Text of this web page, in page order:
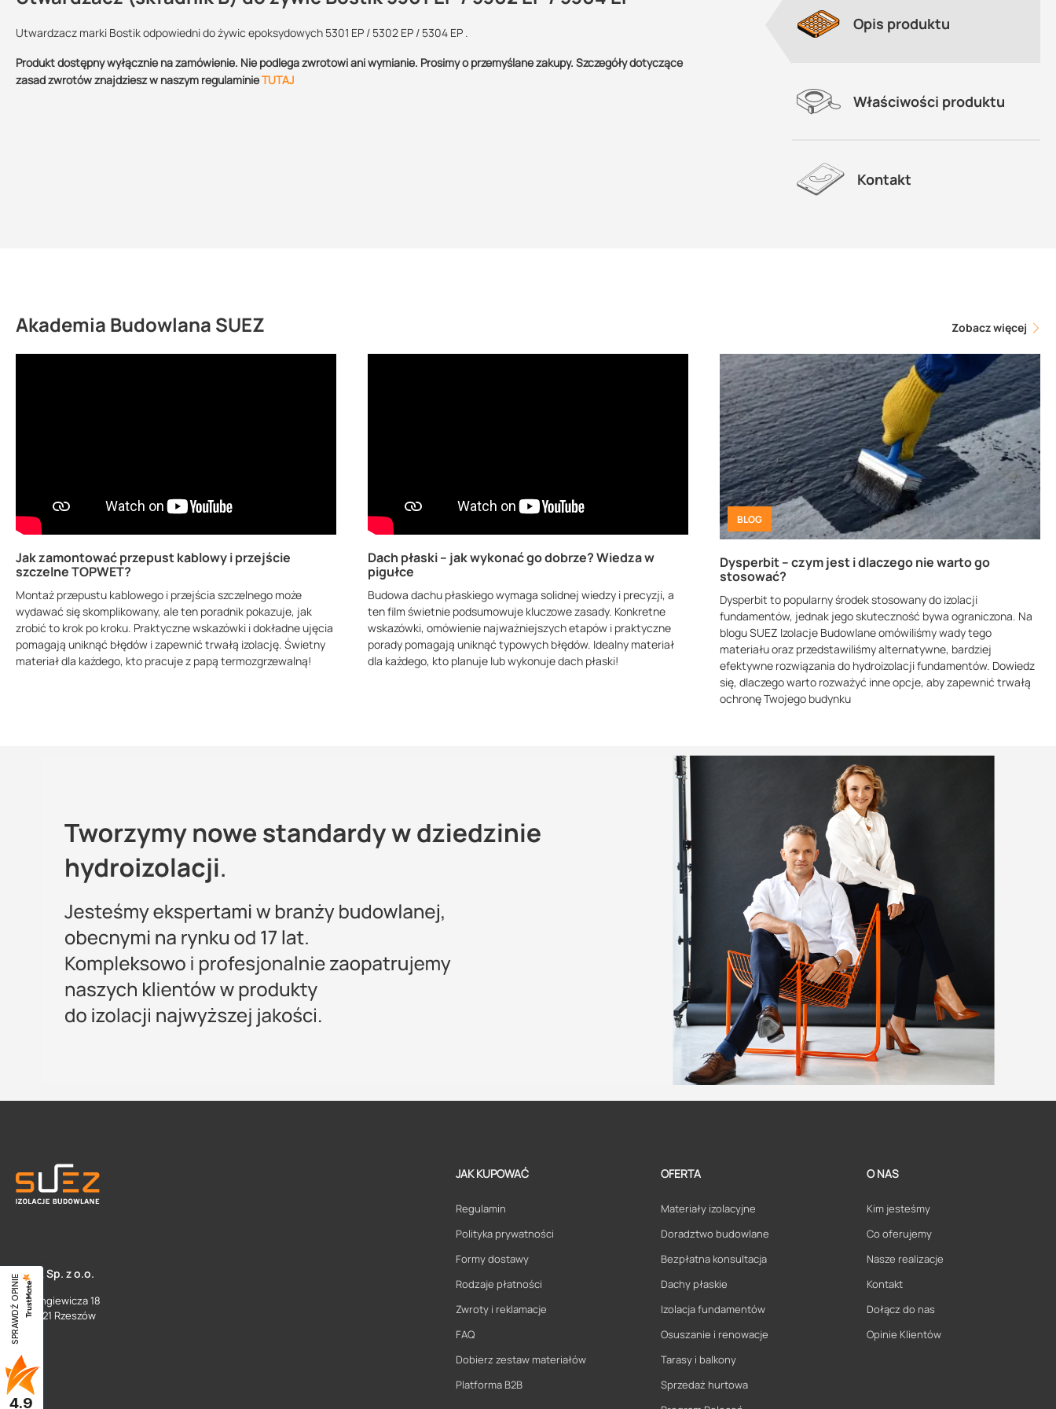
Utwardzacz marki Bostik odpowiedni do żywic epoksydowych 5301 EP / 5302 EP / 5304 EP .
Produkt dostępny wyłącznie na zamówienie. Nie podlega zwrotowi ani wymianie. Prosimy o przemyślane zakupy. Szczegóły dotyczące
zasad zwrotów znajdziesz w naszym regulaminieTUTAJ
Przechowywanie:
Sprzedajemy na:
Podlega
zwrotowi?:
Maszy pytania lub wątpliwości?
Opis produktu
Właściwości produktu
Kontakt
Akademia Budowlana SUEZ Zobacz więcej
Jak zamontować przepust kablowy i przejście
szczelne TOPWET?
Montaż przepustu kablowego i przejścia szczelnego może
wydawać się skomplikowany, ale ten poradnik pokazuje, jak
zrobić to krok po kroku. Praktyczne wskazówki i dokładne ujęcia
pomagają uniknąć błędów i zapewnić trwałą izolację. Świetny
materiał dla każdego, kto pracuje z papą termozgrzewalną!
Dach płaski – jak wykonać go dobrze? Wiedza w
pigułce
Budowa dachu płaskiego wymaga solidnej wiedzy i precyzji, a
ten film świetnie podsumowuje kluczowe zasady. Konkretne
wskazówki, omówienie najważniejszych etapów i praktyczne
porady pomagają uniknąć typowych błędów. Idealny materiał
dla każdego, kto planuje lub wykonuje dach płaski!
BLOG
Dysperbit – czym jest i dlaczego nie warto go
stosować?
Dysperbit to popularny środek stosowany do izolacji
fundamentów, jednak jego skuteczność bywa ograniczona. Na
blogu SUEZ Izolacje Budowlane omówiliśmy wady tego
materiału oraz przedstawiliśmy alternatywne, bardziej
efektywne rozwiązania do hydroizolacji fundamentów. Dowiedz
się, dlaczego warto rozważyć inne opcje, aby zapewnić trwałą
ochronę Twojego budynku
SUEZ Sp. z o.o.
ul. Langiewicza 18
35 - 021 Rzeszów
JAK KUPOWAĆ
Regulamin
Polityka prywatności
Formy dostawy
Rodzaje płatności
Zwroty i reklamacje
FAQ
Dobierz zestaw materiałów
Platforma B2B
OFERTA
Materiały izolacyjne
Doradztwo budowlane
Bezpłatna konsultacja
Dachy płaskie
Izolacja fundamentów
Osuszanie i renowacje
Tarasy i balkony
Sprzedaż hurtowa
O NAS
Kim jesteśmy
Co oferujemy
Nasze realizacje
Kontakt
Dołącz do nas
Opinie Klientów
SPRAWDŹ OPINIE
4.9